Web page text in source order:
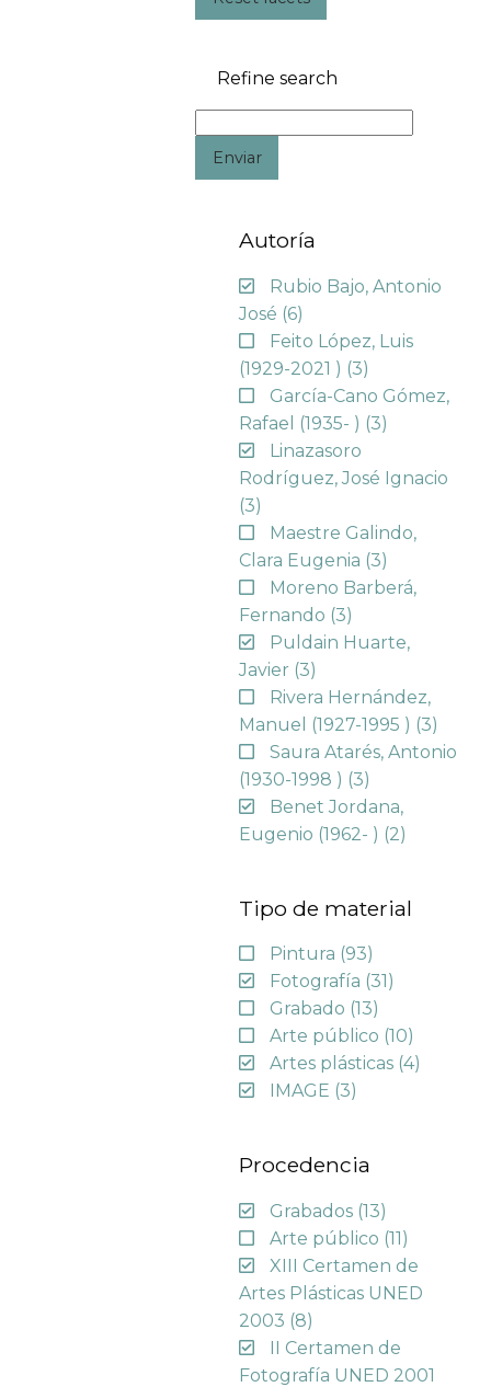
Refine search
Enviar
Autoría
Rubio Bajo, Antonio
José (6)
Feito López, Luis
(1929-2021 ) (3)
García-Cano Gómez,
Rafael (1935- ) (3)
Linazasoro
Rodríguez, José Ignacio
(3)
Maestre Galindo,
Clara Eugenia (3)
Moreno Barberá,
Fernando (3)
Puldain Huarte,
Javier (3)
Rivera Hernández,
Manuel (1927-1995 ) (3)
Saura Atarés, Antonio
(1930-1998 ) (3)
Benet Jordana,
Eugenio (1962- ) (2)
Tipo de material
Pintura (93)
Fotografía (31)
Grabado (13)
Arte público (10)
Artes plásticas (4)
IMAGE (3)
Procedencia
Grabados (13)
Arte público (11)
XIII Certamen de
Artes Plásticas UNED
2003 (8)
II Certamen de
Fotografía UNED 2001